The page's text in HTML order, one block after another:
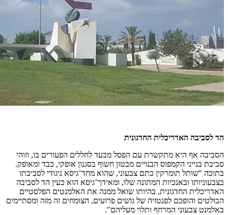
הד לסביבה האדריכלית החדגונית
הסביבה אף היא מתקשרת עם הפסל מבעד לחללים הפעורים בו, וזוהי
סביבת בנייני הקמפוס הבנויים מבטון חשוף בסגנון אופקי, כבד ומאופק.
בתוכה "שותל תומרקין כתם צבעוני, שהוא מחד־גיסא ניגודי לסביבתו
בצבעוניותו ובאנכיות המתונה שלו, ומאידך־גיסא הוא כעין הד לסביבה
האדריכלית החדגונית, בהיותו שואל ממנה את האלמנטים הפלסטיים
הבולטים והופכם לפנטזיה של גושים פרועים, הצומחים זה מזה ומסתיימים
באלמנט צבעוני המרחף ותלוי מעליהם".